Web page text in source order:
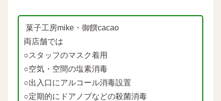
菓子工房mike・御饌cacao
両店舗では
○スタッフのマスク着用
○空気・空間の塩素消毒
○出入口にアルコール消毒設置
○定期的にドアノブなどの殺菌消毒